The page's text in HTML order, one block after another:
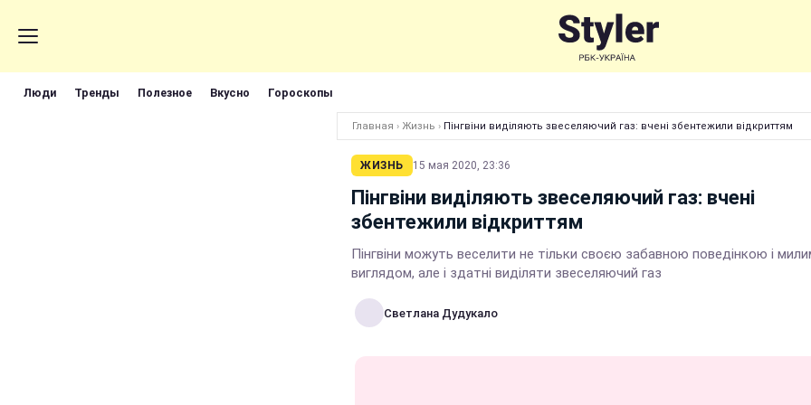
Люди Тренды Полезное Вкусно Гороскопы
Главная › Жизнь › Пінгвіни виділяють звеселяючий газ: вчені збентежили відкриттям
ЖИЗНЬ 15 мая 2020, 23:36
Пінгвіни виділяють звеселяючий газ: вчені
збентежили відкриттям
Пінгвіни можуть веселити не тільки своєю забавною поведінкою і
виглядом, але і здатні виділяти звеселяючий газ
Светлана Дудукало